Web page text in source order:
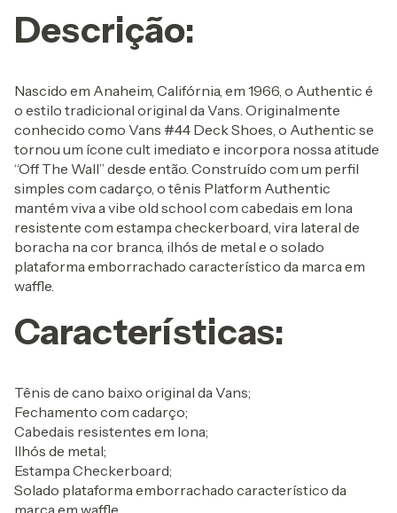
Descrição:
Nascido em Anaheim, Califórnia, em 1966, o Authentic é
o estilo tradicional original da Vans. Originalmente
conhecido como Vans #44 Deck Shoes, o Authentic se
tornou um ícone cult imediato e incorpora nossa atitude
“Off The Wall” desde então. Construído com um perfil
simples com cadarço, o tênis Platform Authentic
mantém viva a vibe old school com cabedais em lona
resistente com estampa checkerboard, vira lateral de
boracha na cor branca, ilhós de metal e o solado
plataforma emborrachado característico da marca em
waffle.
Características:
Tênis de cano baixo original da Vans;
Fechamento com cadarço;
Cabedais resistentes em lona;
Ilhós de metal;
Estampa Checkerboard;
Solado plataforma emborrachado característico da